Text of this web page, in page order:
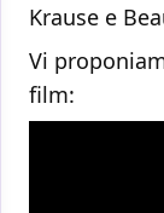
Krause e
Vi
film: